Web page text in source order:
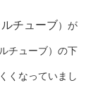
チューブ）が
チューブ）の下
くなっていまし